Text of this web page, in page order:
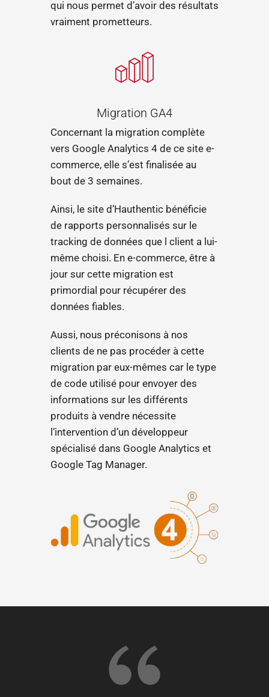
qui nous permet d’avoir des résultats
vraiment prometteurs.
Migration GA4
Concernant la migration complète
vers Google Analytics 4 de ce site e-
commerce, elle s’est finalisée au
bout de 3 semaines.
Ainsi, le site d’Hauthentic bénéficie
de rapports personnalisés sur le
tracking de données que l client a lui-
même choisi. En e-commerce, être à
jour sur cette migration est
primordial pour récupérer des
données fiables.
Aussi, nous préconisons à nos
clients de ne pas procéder à cette
migration par eux-mêmes car le type
de code utilisé pour envoyer des
informations sur les différents
produits à vendre nécessite
l’intervention d’un développeur
spécialisé dans Google Analytics et
Google Tag Manager.